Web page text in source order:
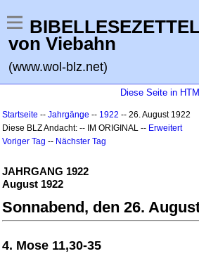
von Viebahn
(www.wol-blz.net)
Diese Seite in
Startseite -- Jahrgänge -- 1922 -- 26. August 1922
Diese BLZ Andacht: -- IM ORIGINAL -- Erweitert
Voriger Tag -- Nächster Tag
JAHRGANG 1922
August 1922
Sonnabend, den 26.
4. Mose 11,30-35